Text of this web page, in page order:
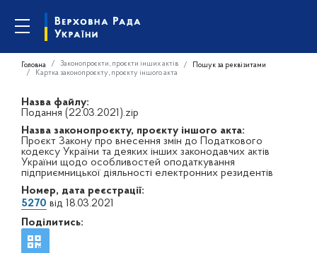
Головна Законопроєкти, проєкти інших актів
Пошук за реквізитами
Картка законопроєкту, проєкту іншого акта
Назва файлу:
Подання (22.03.2021).zip
Назва законопроєкту, проєкту іншого акта:
Проєкт Закону про внесення змін до Податкового
кодексу України та деяких інших законодавчих актів
України щодо особливостей оподаткування
підприємницької діяльності електронних резидентів
Номер, дата реєстрації:
5270 від 18.03.2021
Поділитись: